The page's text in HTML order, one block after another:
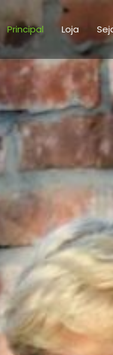
Principal Loja